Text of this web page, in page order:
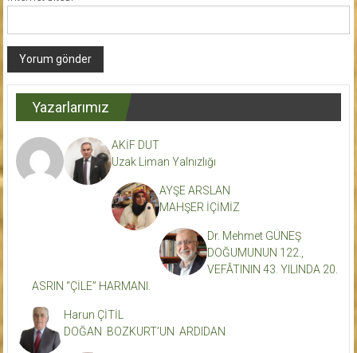
Yazarlarımız
AKİF DUT
Uzak Liman Yalnızlığı
AYŞE ARSLAN
MAHŞER İÇİMİZ
Dr. Mehmet GÜNEŞ
DOĞUMUNUN 122.,
VEFÂTININ 43. YILINDA 20.
ASRIN “ÇİLE” HARMANI.
Harun ÇİTİL
DOĞAN BOZKURT’UN ARDIDAN